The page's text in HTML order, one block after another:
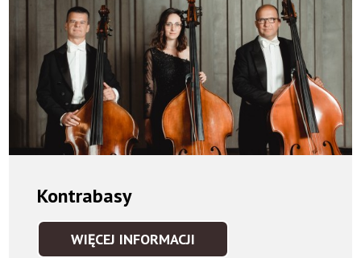
Kontrabasy
WIĘCEJ INFORMACJI
KONTRABASY